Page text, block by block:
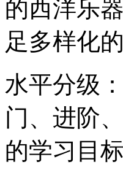
的西洋乐
足多样化
水平分级
门、进阶
的学习目